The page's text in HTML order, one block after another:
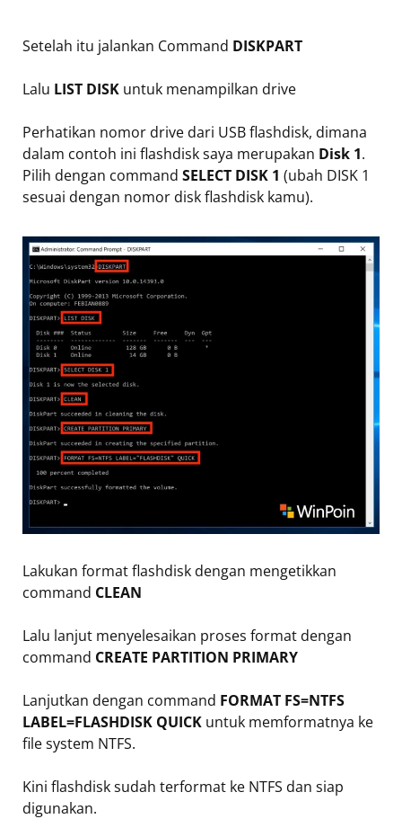
Setelah itu jalankan Command DISKPART
Lalu LIST DISK untuk menampilkan drive
Perhatikan nomor drive dari USB flashdisk, dimana
dalam contoh ini flashdisk saya merupakan Disk 1.
Pilih dengan command SELECT DISK 1 (ubah DISK 1
sesuai dengan nomor disk flashdisk kamu).
Lakukan format flashdisk dengan mengetikkan
command CLEAN
Lalu lanjut menyelesaikan proses format dengan
command CREATE PARTITION PRIMARY
Lanjutkan dengan command FORMAT FS=NTFS
LABEL=FLASHDISK QUICK untuk memformatnya ke
file system NTFS.
Kini flashdisk sudah terformat ke NTFS dan siap
digunakan.